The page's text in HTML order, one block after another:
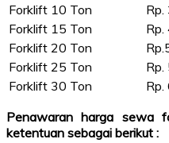
Forklift 10 Ton
Forklift 15 Ton
Forklift 20 Ton
Forklift 25 Ton
Forklift 30 Ton
Penawaran harga sewa
ketentuan sebagai berikut :